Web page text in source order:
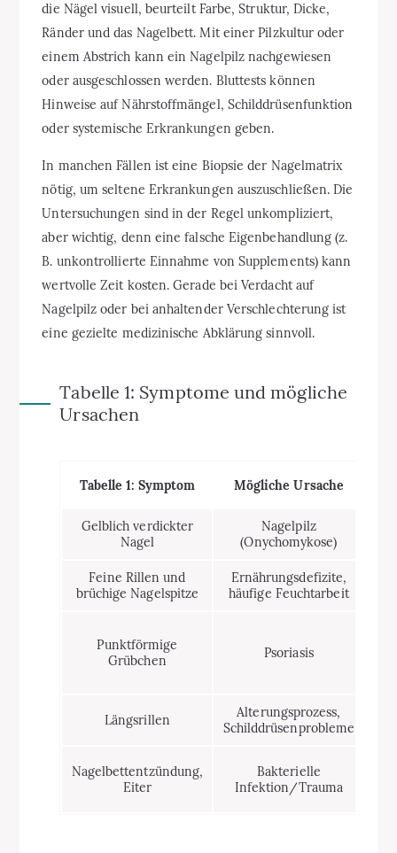
die Nägel visuell, beurteilt Farbe, Struktur, Dicke,
Ränder und das Nagelbett. Mit einer Pilzkultur oder
einem Abstrich kann ein Nagelpilz nachgewiesen
oder ausgeschlossen werden. Bluttests können
Hinweise auf Nährstoffmängel, Schilddrüsenfunktion
oder systemische Erkrankungen geben.
In manchen Fällen ist eine Biopsie der Nagelmatrix
nötig, um seltene Erkrankungen auszuschließen. Die
Untersuchungen sind in der Regel unkompliziert,
aber wichtig, denn eine falsche Eigenbehandlung (z.
B. unkontrollierte Einnahme von Supplements) kann
wertvolle Zeit kosten. Gerade bei Verdacht auf
Nagelpilz oder bei anhaltender Verschlechterung ist
eine gezielte medizinische Abklärung sinnvoll.
Tabelle 1: Symptome und mögliche
Ursachen
Tabelle 1: Symptom Mögliche Ursache
Gelblich verdickter
Nagel
Nagelpilz
(Onychomykose)
Feine Rillen und
brüchige Nagelspitze
Ernährungsdefizite,
häufige Feuchtarbeit
Punktförmige
Grübchen
Psoriasis
Längsrillen
Alterungsprozess,
Schilddrüsenprobleme
Nagelbettentzündung,
Eiter
Bakterielle
Infektion/Trauma